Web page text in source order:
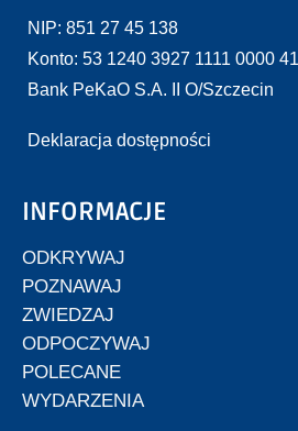
NIP: 851 27 45 138
Konto: 53 1240 3927 1111 0000
Bank PeKaO S.A. II O/Szczecin
Deklaracja dostępności
INFORMACJE
ODKRYWAJ
POZNAWAJ
ZWIEDZAJ
ODPOCZYWAJ
POLECANE
WYDARZENIA